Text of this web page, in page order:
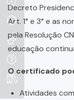
Decreto
Art. 1° e 3° e as
pela Resolução
educação
O certificado
Atividades